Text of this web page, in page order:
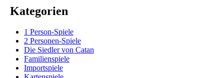
Kategorien
1 Person-Spiele
2 Personen-Spiele
Die Siedler von Catan
Familienspiele
Importspiele